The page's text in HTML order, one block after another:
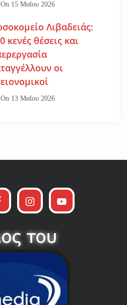
On 15 Μαΐου 2026
Λιβαδειάς:
κενές θέσεις και
οι
On 13 Μαΐου 2026